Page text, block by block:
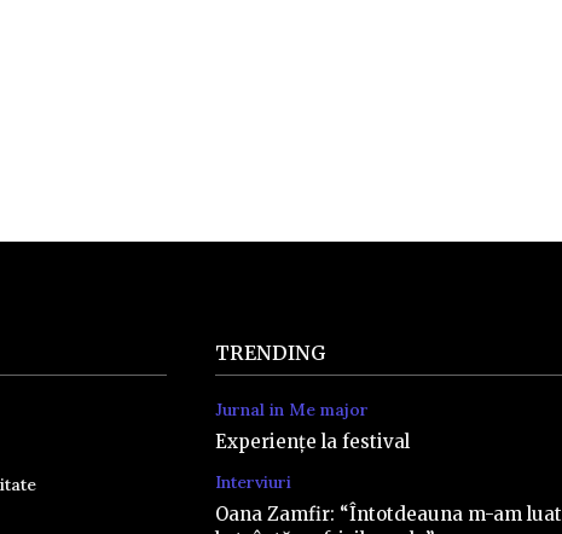
TRENDING
Jurnal in Me major
Experiențe la festival
Interviuri
Oana Zamfir: “Întotdeauna m-am luat